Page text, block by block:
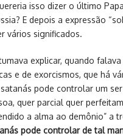
isso dizer o último
E depois a expressão
vários significados.
explicar, quando falava
e de exorcismos, que há
pode controlar um
quer parcial quer
a alma ao demônio” a
pode controlar de tal